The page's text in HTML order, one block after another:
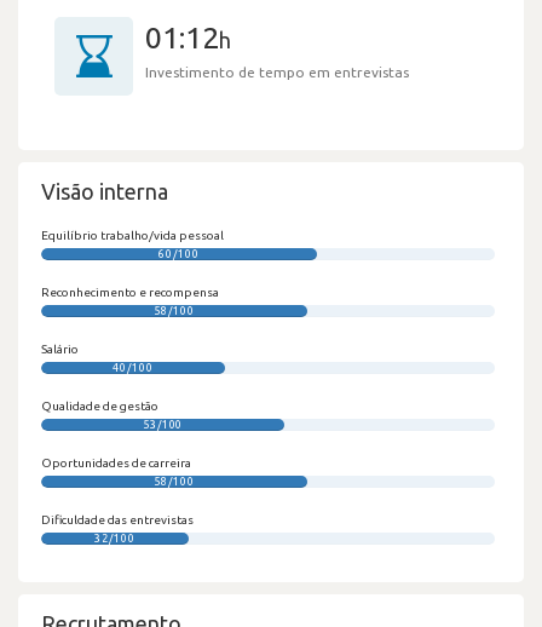
01:12h
Investimento de tempo em entrevistas
Visão interna
Equilíbrio trabalho/vida pessoal
60/100
Reconhecimento e recompensa
58/100
Salário
40/100
Qualidade de gestão
53/100
Oportunidades de carreira
58/100
Dificuldade das entrevistas
32/100